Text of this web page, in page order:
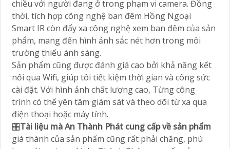
chiều với người đang ở trong phạm vi camera. Đồng
thời, tích hợp công nghệ ban đêm Hồng Ngoại
Smart IR còn đẩy xa công nghệ xem ban đêm của sản
phẩm, mang đến hình ảnh sắc nét hơn trong môi
trường thiếu ánh sáng.
Sản phẩm cũng được đánh giá cao bởi khả năng kết
nối qua Wifi, giúp tôi tiết kiệm thời gian và công sức
cài đặt. Với hình ảnh chất lượng cao, Từng công
trình có thể yên tâm giám sát và theo dõi từ xa qua
điện thoại hoặc máy tính.
🎛Tài liệu mà An Thành Phát cung cấp về sản phẩm
giá thành của sản phẩm cũng rất phải chăng, phù